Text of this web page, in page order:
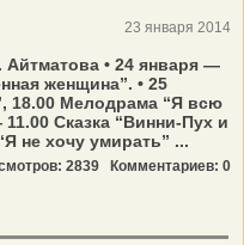
23 января 2014
• 24 января —
женщина”. • 25
18.00 Мелодрама “Я всю
Сказка “Винни-Пух и
не хочу умирать” ...
2839 Комментариев: 0